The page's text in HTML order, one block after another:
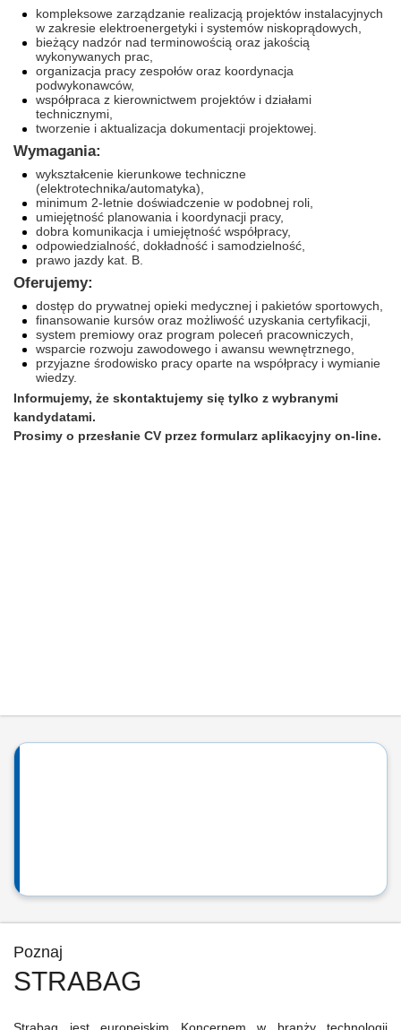
kompleksowe zarządzanie realizacją projektów instalacyjnych
w zakresie elektroenergetyki i systemów niskoprądowych,
bieżący nadzór nad terminowością oraz jakością
wykonywanych prac,
organizacja pracy zespołów oraz koordynacja
podwykonawców,
współpraca z kierownictwem projektów i działami
technicznymi,
tworzenie i aktualizacja dokumentacji projektowej.
Wymagania:
wykształcenie kierunkowe techniczne
(elektrotechnika/automatyka),
minimum 2-letnie doświadczenie w podobnej roli,
umiejętność planowania i koordynacji pracy,
dobra komunikacja i umiejętność współpracy,
odpowiedzialność, dokładność i samodzielność,
prawo jazdy kat. B.
Oferujemy:
dostęp do prywatnej opieki medycznej i pakietów sportowych,
finansowanie kursów oraz możliwość uzyskania certyfikacji,
system premiowy oraz program poleceń pracowniczych,
wsparcie rozwoju zawodowego i awansu wewnętrznego,
przyjazne środowisko pracy oparte na współpracy i wymianie
wiedzy.
Informujemy, że skontaktujemy się tylko z wybranymi
kandydatami.
Prosimy o przesłanie CV przez formularz aplikacyjny on-line.
Poznaj
STRABAG